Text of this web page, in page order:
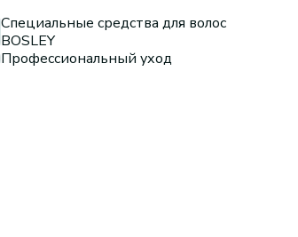
Специальные средства для волос
BOSLEY
Профессиональный уход